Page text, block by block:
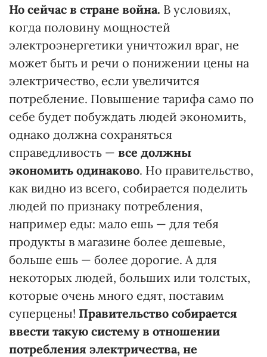
Но сейчас в стране война. В условиях,
когда половину мощностей
электроэнергетики уничтожил враг, не
может быть и речи о понижении цены на
электричество, если увеличится
потребление. Повышение тарифа само по
себе будет побуждать людей экономить,
однако должна сохраняться
справедливость — все должны
экономить одинаково. Но правительство,
как видно из всего, собирается поделить
людей по признаку потребления,
например еды: мало ешь — для тебя
продукты в магазине более дешевые,
больше ешь — более дорогие. А для
некоторых людей, больших или толстых,
которые очень много едят, поставим
суперцены! Правительство собирается
ввести такую систему в отношении
потребления электричества, не